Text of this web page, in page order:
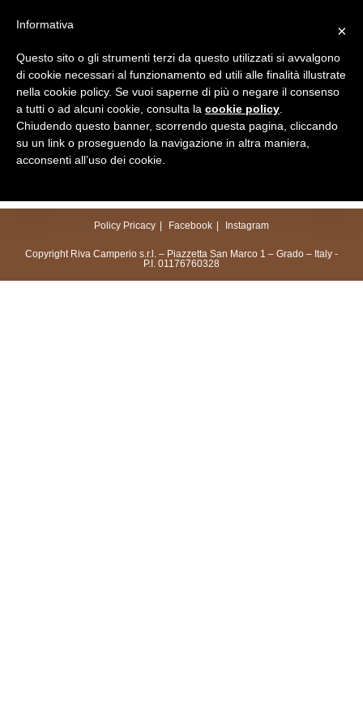
Menu
Policy Pricacy Facebook Instagram
Copyright Riva Camperio s.r.l. – Piazzetta San Marco 1 – Grado – Italy -
P.I. 01176760328
×
Informativa
Questo sito o gli strumenti terzi da questo utilizzati si avvalgono
di cookie necessari al funzionamento ed utili alle finalità illustrate
nella cookie policy. Se vuoi saperne di più o negare il consenso
a tutti o ad alcuni cookie, consulta la cookie policy
Chiudendo questo banner, scorrendo questa pagina, cliccando
su un link o proseguendo la navigazione in altra maniera,
acconsenti all’uso dei cookie.